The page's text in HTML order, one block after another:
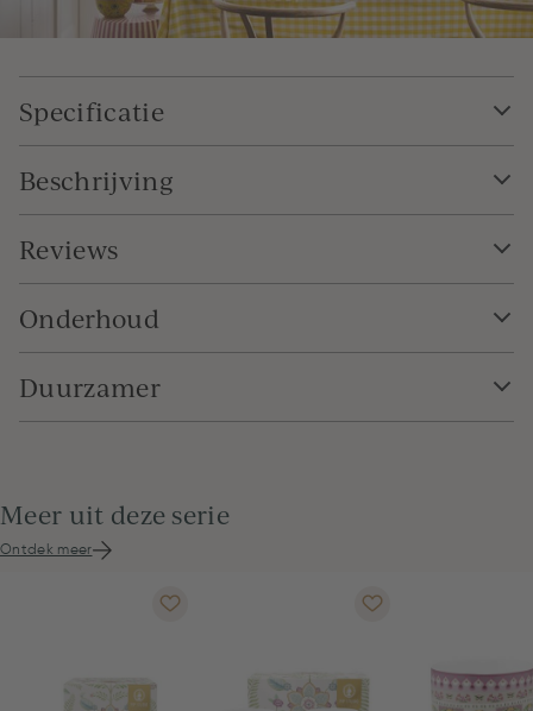
Specificatie
Beschrijving
Reviews
Onderhoud
Duurzamer
Meer uit deze serie
Ontdek meer